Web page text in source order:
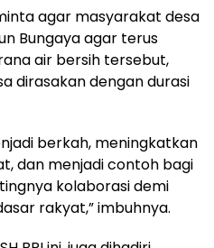
agar masyarakat desa
Bungaya agar terus
air bersih tersebut,
dirasakan dengan durasi
berkah, meningkatkan
dan menjadi contoh bagi
kolaborasi demi
rakyat,” imbuhnya.